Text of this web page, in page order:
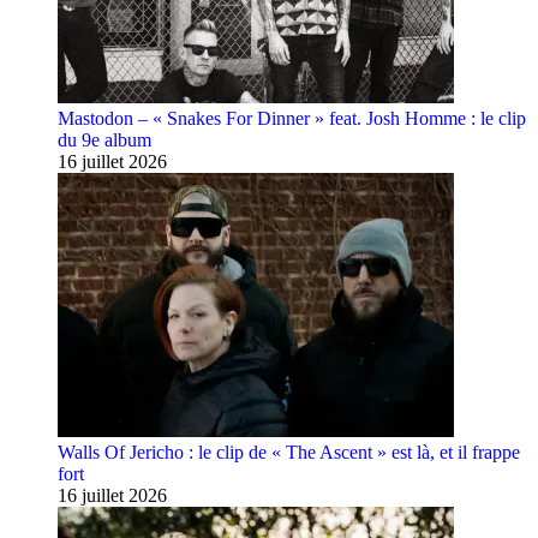
Mastodon – « Snakes For Dinner » feat. Josh Homme : le clip
du 9e album
16 juillet 2026
Walls Of Jericho : le clip de « The Ascent » est là, et il frappe
fort
16 juillet 2026